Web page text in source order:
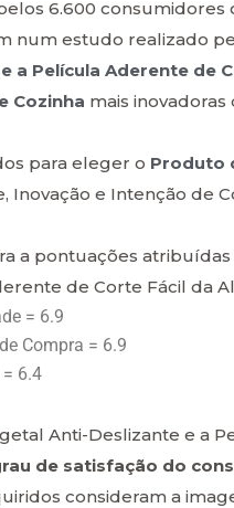
6.600 consumidores
num estudo realizado
a Película Aderente de
Cozinha mais
para eleger o Produto
Inovação e Intenção de
a pontuações
de Corte Fácil da
= 6.9
Compra = 6.9
6.4
Anti-Deslizante e a
de satisfação do
consideram a